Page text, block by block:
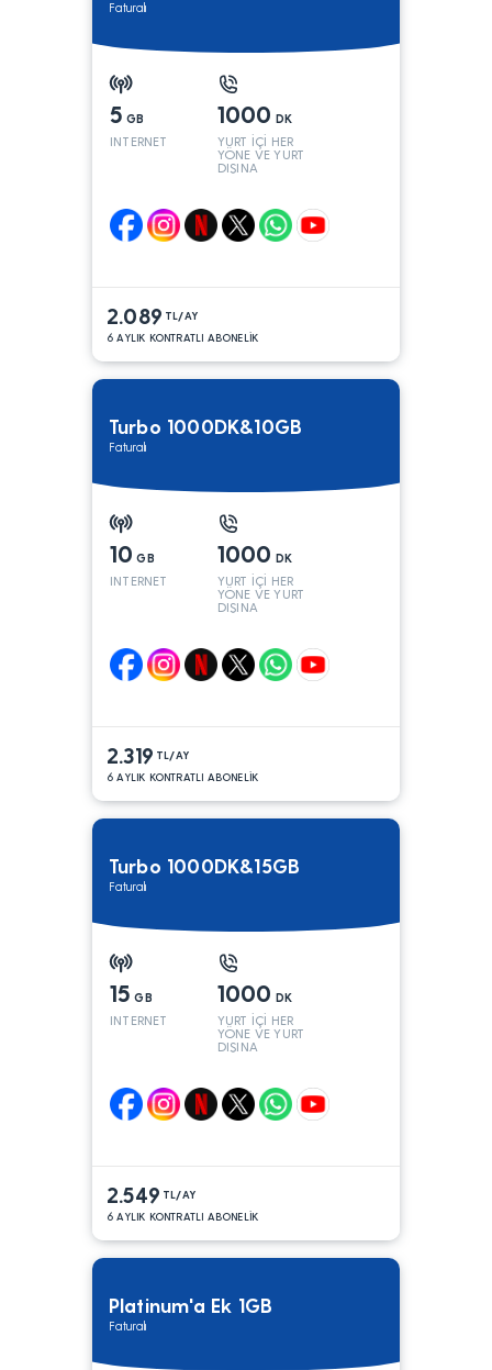
Faturalı
5 GB
INTERNET
1000 DK
YURT İÇİ HER
YÖNE VE YURT
DIŞINA
2.089 TL/AY
6 AYLIK KONTRATLI ABONELİK
Turbo 1000DK&10GB
Faturalı
10 GB
INTERNET
1000 DK
YURT İÇİ HER
YÖNE VE YURT
DIŞINA
2.319 TL/AY
6 AYLIK KONTRATLI ABONELİK
Turbo 1000DK&15GB
Faturalı
15 GB
INTERNET
1000 DK
YURT İÇİ HER
YÖNE VE YURT
DIŞINA
2.549 TL/AY
6 AYLIK KONTRATLI ABONELİK
Platinum'a Ek 1GB
Faturalı